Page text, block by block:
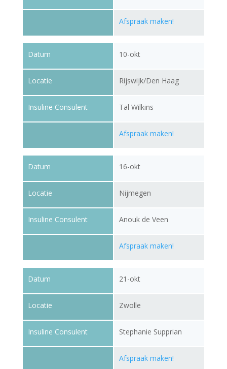
Afspraak maken!
Datum
Locatie
Insuline Consulent
10-okt
Rijswijk/Den Haag
Tal Wilkins
Afspraak maken!
Datum
Locatie
Insuline Consulent
16-okt
Nijmegen
Anouk de Veen
Afspraak maken!
Datum
Locatie
Insuline Consulent
21-okt
Zwolle
Stephanie Supprian
Afspraak maken!